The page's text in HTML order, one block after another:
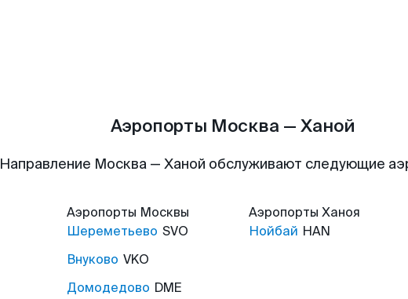
Аэропорты Москва — Ханой
Направление Москва — Ханой обслуживают следующие
Аэропорты Москвы
Шереметьево SVO
Внуково VKO
Домодедово DME
Аэропорты Ханоя
Нойбай HAN